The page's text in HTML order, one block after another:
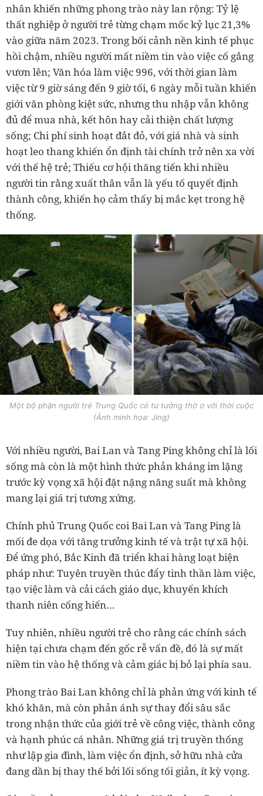
nhân khiến những phong trào này lan rộng: Tỷ lệ
thất nghiệp ở người trẻ từng chạm mốc kỷ lục 21,3%
vào giữa năm 2023. Trong bối cảnh nền kinh tế phục
hồi chậm, nhiều người mất niềm tin vào việc cố gắng
vươn lên; Văn hóa làm việc 996, với thời gian làm
việc từ 9 giờ sáng đến 9 giờ tối, 6 ngày mỗi tuần khiến
giới văn phòng kiệt sức, nhưng thu nhập vẫn không
đủ để mua nhà, kết hôn hay cải thiện chất lượng
sống; Chi phí sinh hoạt đắt đỏ, với giá nhà và sinh
hoạt leo thang khiến ổn định tài chính trở nên xa vời
với thế hệ trẻ; Thiếu cơ hội thăng tiến khi nhiều
người tin rằng xuất thân vẫn là yếu tố quyết định
thành công, khiến họ cảm thấy bị mắc kẹt trong hệ
thống.
Một bộ phận người trẻ Trung Quốc có tư tưởng thờ ơ với thời cuộc
(Ảnh minh họa: Jing)
Với nhiều người, Bai Lan và Tang Ping không chỉ là lối
sống mà còn là một hình thức phản kháng im lặng
trước kỳ vọng xã hội đặt nặng năng suất mà không
mang lại giá trị tương xứng.
Chính phủ Trung Quốc coi Bai Lan và Tang Ping là
mối đe dọa với tăng trưởng kinh tế và trật tự xã hội.
Để ứng phó, Bắc Kinh đã triển khai hàng loạt biện
pháp như: Tuyên truyền thúc đẩy tinh thần làm việc,
tạo việc làm và cải cách giáo dục, khuyến khích
thanh niên cống hiến…
Tuy nhiên, nhiều người trẻ cho rằng các chính sách
hiện tại chưa chạm đến gốc rễ vấn đề, đó là sự mất
niềm tin vào hệ thống và cảm giác bị bỏ lại phía sau.
Phong trào Bai Lan không chỉ là phản ứng với kinh tế
khó khăn, mà còn phản ánh sự thay đổi sâu sắc
trong nhận thức của giới trẻ về công việc, thành công
và hạnh phúc cá nhân. Những giá trị truyền thống
như lập gia đình, làm việc ổn định, sở hữu nhà cửa
đang dần bị thay thế bởi lối sống tối giản, ít kỳ vọng.